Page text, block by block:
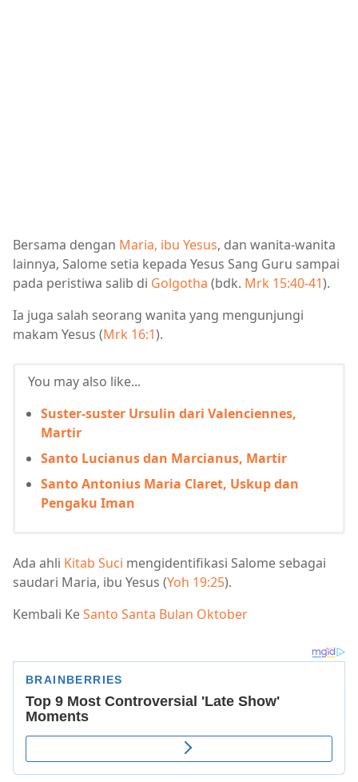
Bersama dengan Maria, ibu Yesus, dan wanita-wanita
lainnya, Salome setia kepada Yesus Sang Guru sampai
pada peristiwa salib di Golgotha (bdk. Mrk 15:40-41).
Ia juga salah seorang wanita yang mengunjungi
makam Yesus (Mrk 16:1).
You may also like...
Suster-suster Ursulin dari Valenciennes,
Martir
Santo Lucianus dan Marcianus, Martir
Santo Antonius Maria Claret, Uskup dan
Pengaku Iman
Ada ahli Kitab Suci mengidentifikasi Salome sebagai
saudari Maria, ibu Yesus (Yoh 19:25).
Kembali KeSanto Santa Bulan Oktober